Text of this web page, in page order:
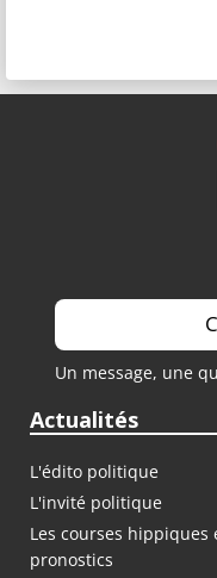
Un message, une
Actualités
L'édito politique
L'invité politique
Les courses hippiques
pronostics